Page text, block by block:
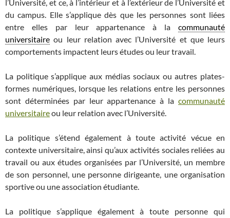
l’Université, et ce, à l’intérieur et à l’extérieur de l’Université et
du campus. Elle s’applique dès que les personnes sont liées
entre elles par leur appartenance à la communauté
universitaire ou leur relation avec l’Université et que leurs
comportements impactent leurs études ou leur travail.
La politique s’applique aux médias sociaux ou autres plates-
formes numériques, lorsque les relations entre les personnes
sont déterminées par leur appartenance à la communauté
universitaireou leur relation avec l’Université.
La politique s’étend également à toute activité vécue en
contexte universitaire, ainsi qu’aux activités sociales reliées au
travail ou aux études organisées par l’Université, un membre
de son personnel, une personne dirigeante, une organisation
sportive ou une association étudiante.
La politique s’applique également à toute personne qui